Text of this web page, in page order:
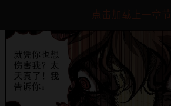
点击加载上一章节